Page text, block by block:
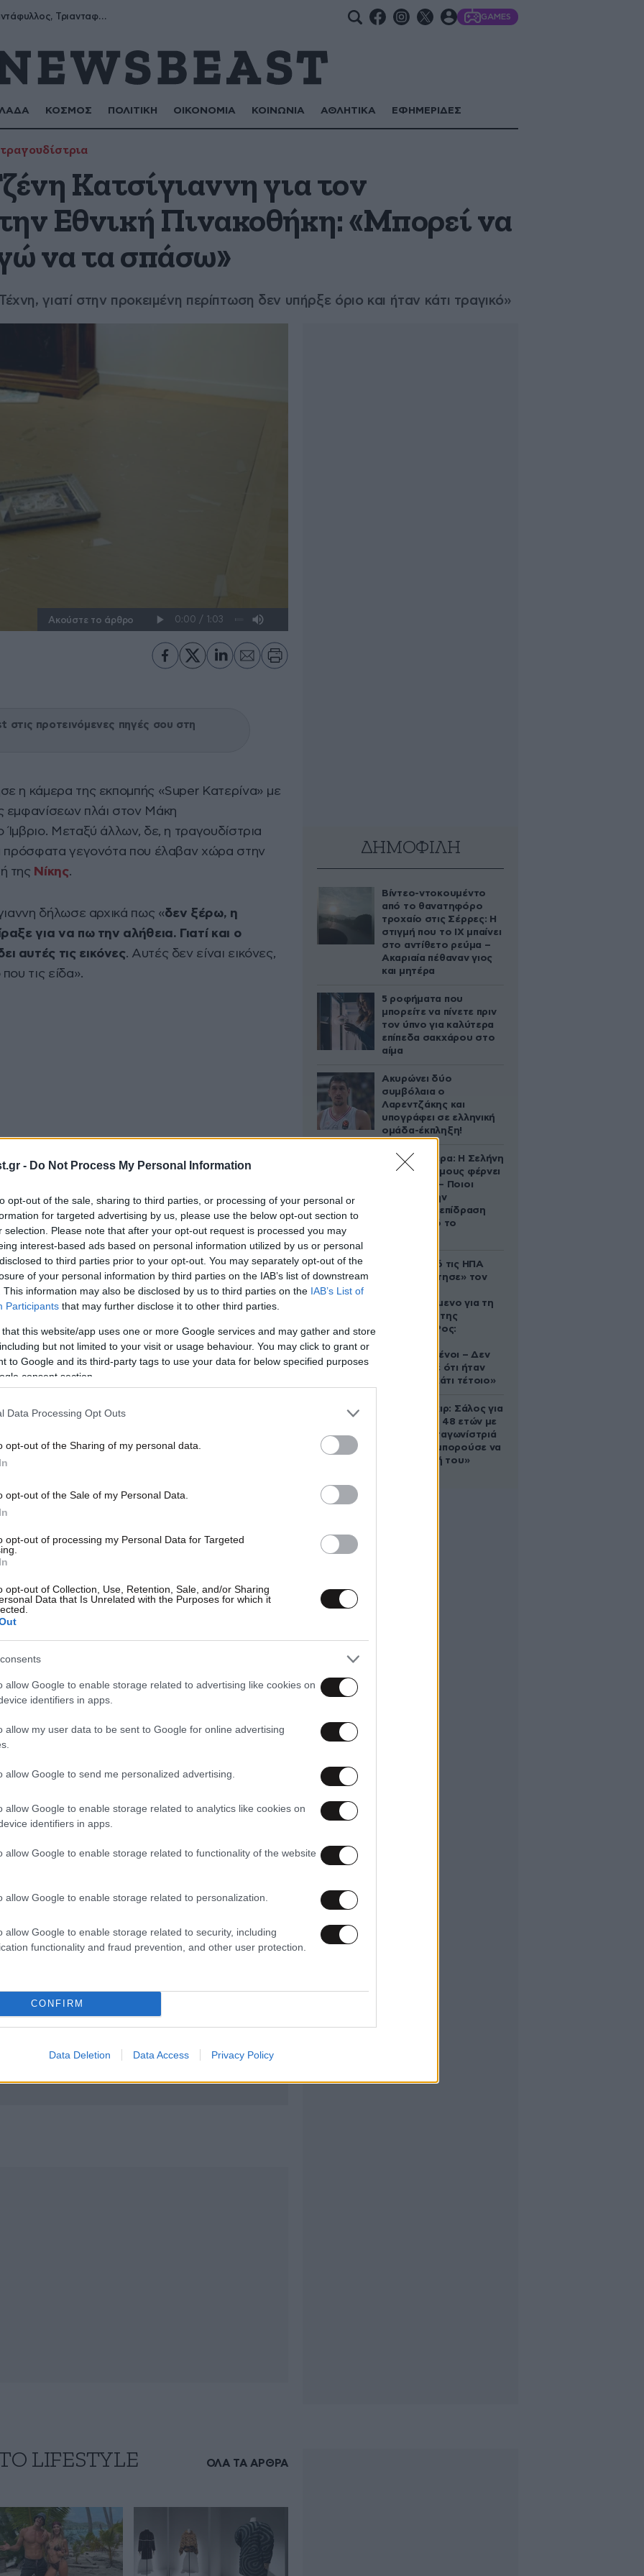
- Do Not Process My Personal Information
opt-out of the sale, sharing to third parties, or processing of your personal or
for targeted advertising by us, please use the below opt-out section to
selection. Please note that after your opt-out request is processed you may
interest-based ads based on personal information utilized by us or personal
to third parties prior to your opt-out. You may separately opt-out of the
of your personal information by third parties on the IAB’s list of downstream
This information may also be disclosed by us to third parties on the IAB’s List of
Participants that may further disclose it to other third parties.
that this website/app uses one or more Google services and may gather and store
but not limited to your visit or usage behaviour. You may click to grant or
to Google and its third-party tags to use your data for below specified purposes
consent section.
Data Processing Opt Outs
opt-out of the Sharing of my personal data.
opt-out of the Sale of my Personal Data.
opt-out of processing my Personal Data for Targeted
opt-out of Collection, Use, Retention, Sale, and/or Sharing
Data that Is Unrelated with the Purposes for which it
allow Google to enable storage related to advertising like cookies on
identifiers in apps.
allow my user data to be sent to Google for online advertising
allow Google to send me personalized advertising.
allow Google to enable storage related to analytics like cookies on
identifiers in apps.
allow Google to enable storage related to functionality of the website
allow Google to enable storage related to personalization.
allow Google to enable storage related to security, including
functionality and fraud prevention, and other user protection.
CONFIRM
Data Deletion Data Access Privacy Policy
Μύρων, Τριαντάφυλλος, Τριανταφυλλιά, Φυλλιώ, Ρόζα GAMES
ΚΟΣΜΟΣ ΠΟΛΙΤΙΚΗ ΟΙΚΟΝΟΜΙΑ ΚΟΙΝΩΝΙΑ ΑΘΛΗΤΙΚΑ ΕΦΗΜΕΡΙΔΕΣ
Κατσίγιαννη για τον
Εθνική Πινακοθήκη: «Μπορεί να
να τα σπάσω»
γιατί στην προκειμένη περίπτωση δεν υπήρξε όριο και ήταν κάτι τραγικό»
Ακούστε το άρθρο
στις προτεινόμενες πηγές σου στη
η κάμερα της εκπομπής «Super Κατερίνα» με
εμφανίσεων πλάι στον Μάκη
Μεταξύ άλλων, δε, η τραγουδίστρια
πρόσφατα γεγονότα που έλαβαν χώρα στην
της Νίκης.
δήλωσε αρχικά πως «δεν ξέρω, η
για να πω την αλήθεια. Γιατί και ο
αυτές τις εικόνες. Αυτές δεν είναι εικόνες,
τις είδα».
σημείο γενικά, για ότι συμβαίνει στην
τις καταστάσεις που ζούμε, που δεν
σωστό, κάποια στιγμή πρέπει να υπάρχουν και
γιατί στην προκειμένη περίπτωση δεν
για εμάς που πιστεύουμε πραγματικά.
εκεί και βλέπουν κάποια έργα.Αν πήγαινε
και το μάθαινα μετά, μπορεί να πήγαινα και
Πινακοθήκη μετά τον βανδαλισμό από τον
ΔΗΜΟΦΙΛΗ
Βίντεο-ντοκουμέντο
από το θανατηφόρο
τροχαίο στις Σέρρες: Η
στιγμή που το ΙΧ μπαίνει
στο αντίθετο ρεύμα –
Ακαριαία πέθαναν γιος
και μητέρα
5 ροφήματα που
μπορείτε να πίνετε πριν
τον ύπνο για καλύτερα
επίπεδα σακχάρου στο
αίμα
Ακυρώνει δύο
συμβόλαια ο
Λαρεντζάκης και
υπογράφει σε ελληνική
ομάδα-έκπληξη!
Ζώδια σήμερα: Η Σελήνη
στους Διδύμους φέρνει
ανατροπές – Ποιοι
δέχονται την
ευεργετική επίδραση
του Δία από το
Ζευγάρι από τις ΗΠΑ
που «υιοθέτησε» τον
κατηγορούμενο για τη
δολοφονία της
Ελίζαμπεθ Ρος:
συντετριμμένοι – Δεν
έδειξε ποτέ ότι ήταν
ικανός για κάτι τέτοιο»
Ρίτσαρντ Γκιρ: Σάλος για
τη διαφορά 48 ετών με
τη συμπρωταγωνίστριά
του – «Θα μπορούσε να
είναι εγγονή του»
LIFESTYLE ΟΛΑ ΤΑ ΑΡΘΡΑ